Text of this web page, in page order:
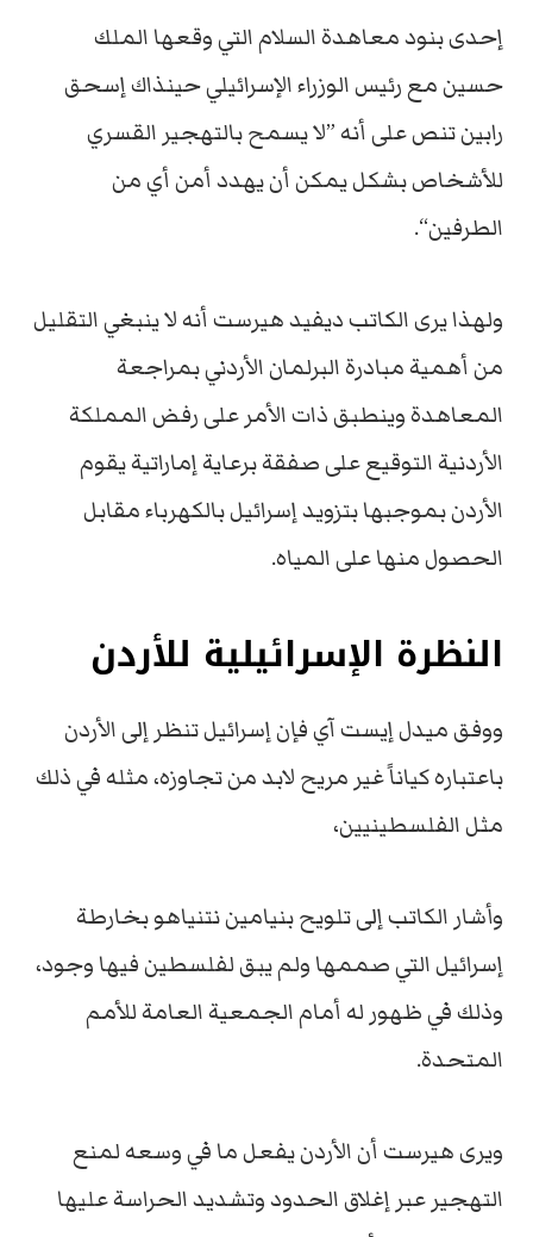
إحدى بنود معاهدة السلام التي وقعها الملك
حسين مع رئيس الوزراء الإسرائيلي حينذاك إسحق
رابين تنص على أنه ”لا يسمح بالتهجير القسري
للأشخاص بشكل يمكن أن يهدد أمن أي من
الطرفين“.
ولهذا يرى الكاتب ديفيد هيرست أنه لا ينبغي التقليل
من أهمية مبادرة البرلمان الأردني بمراجعة
المعاهدة وينطبق ذات الأمر على رفض المملكة
الأردنية التوقيع على صفقة برعاية إماراتية يقوم
الأردن بموجبها بتزويد إسرائيل بالكهرباء مقابل
الحصول منها على المياه.
النظرة الإسرائيلية للأردن
ووفق ميدل إيست آي فإن إسرائيل تنظر إلى الأردن
باعتباره كياناً غير مريح لابد من تجاوزه، مثله في ذلك
مثل الفلسطينيين،
وأشار الكاتب إلى تلويح بنيامين نتنياهو بخارطة
إسرائيل التي صممها ولم يبق لفلسطين فيها وجود،
وذلك في ظهور له أمام الجمعية العامة للأمم
المتحدة.
ويرى هيرست أن الأردن يفعل ما في وسعه لمنع
التهجير عبر إغلاق الحدود وتشديد الحراسة عليها